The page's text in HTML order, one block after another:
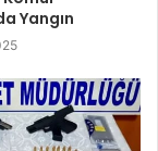
Yangın